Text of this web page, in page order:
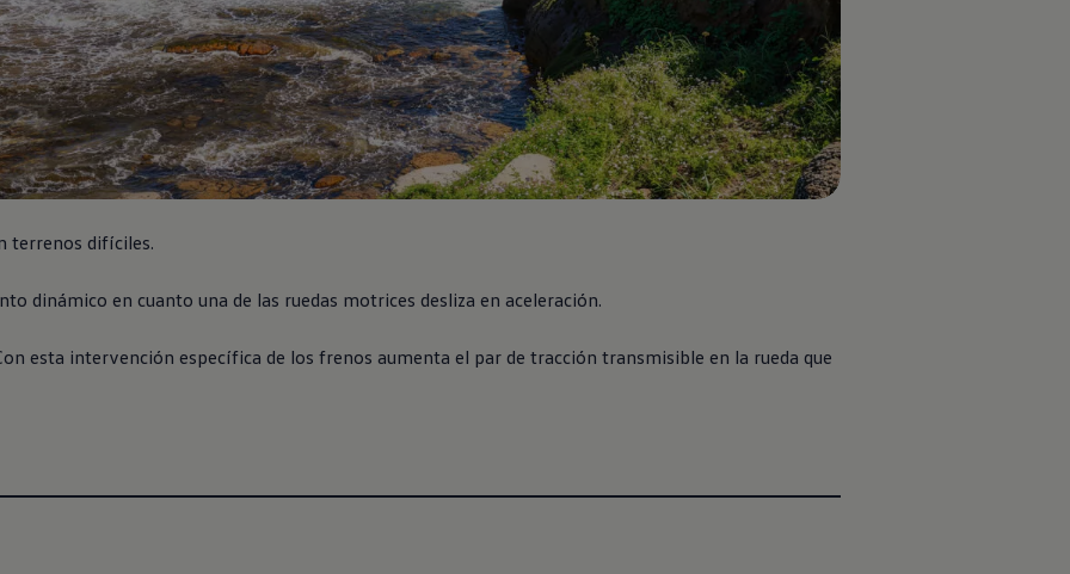
terrenos difíciles.
dinámico en cuanto una de las ruedas motrices desliza en aceleración.
esta intervención específica de los frenos aumenta el par de tracción transmisible en la rueda que